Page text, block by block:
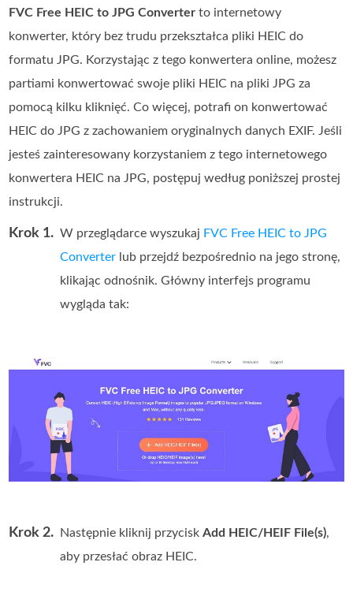
FVC Free HEIC to JPG Converter to internetowy
konwerter, który bez trudu przekształca pliki HEIC do
formatu JPG. Korzystając z tego konwertera online, możesz
partiami konwertować swoje pliki HEIC na pliki JPG za
pomocą kilku kliknięć. Co więcej, potrafi on konwertować
HEIC do JPG z zachowaniem oryginalnych danych EXIF. Jeśli
jesteś zainteresowany korzystaniem z tego internetowego
konwertera HEIC na JPG, postępuj według poniższej prostej
instrukcji.
Krok 1. W przeglądarce wyszukaj FVC Free HEIC to JPG
Converter lub przejdź bezpośrednio na jego stronę,
klikając odnośnik. Główny interfejs programu
wygląda tak:
Krok 2. Następnie kliknij przyciskAdd HEIC/HEIF File(s),
aby przesłać obraz HEIC.